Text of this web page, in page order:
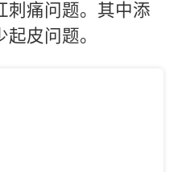
刺痛问题。其中添
皮问题。